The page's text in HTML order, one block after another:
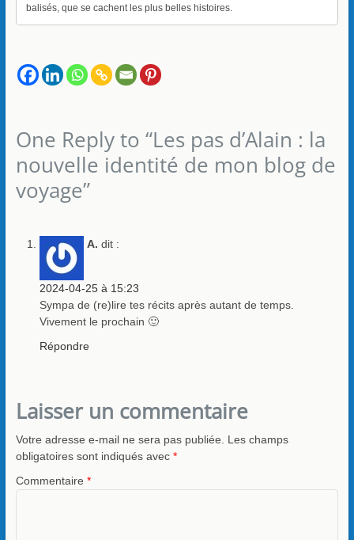
balisés, que se cachent les plus belles histoires.
One Reply to “Les pas d’Alain : la
nouvelle identité de mon blog de
voyage”
A. dit :
2024-04-25 à 15:23
Sympa de (re)lire tes récits après autant de temps.
Vivement le prochain 🙂
Répondre
Laisser un commentaire
Votre adresse e-mail ne sera pas publiée.
Les champs
obligatoires sont indiqués avec *
Commentaire *